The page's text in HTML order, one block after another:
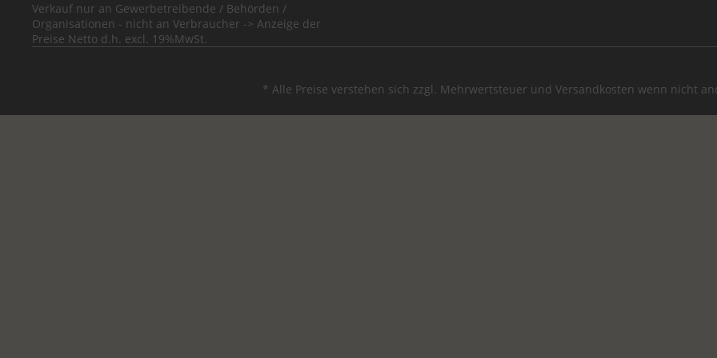
Verkauf nur an Gewerbetreibende / Behörden /
Organisationen - nicht an Verbraucher -> Anzeige der
Preise Netto d.h. excl. 19%MwSt.
* Alle Preise verstehen sich zzgl. Mehrwertsteuer undVersandkosten wenn nicht